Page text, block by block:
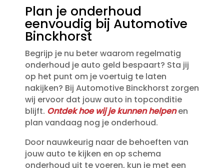
Plan je onderhoud
eenvoudig bij Automotive
Binckhorst
Begrijp je nu beter waarom regelmatig
onderhoud je auto geld bespaart? Sta jij
op het punt om je voertuig te laten
nakijken? Bij Automotive Binckhorst zorgen
wij ervoor dat jouw auto in topconditie
blijft.​ Ontdek hoe wij je kunnen helpenen
plan vandaag nog je onderhoud.​
Door nauwkeurig naar de behoeften van
jouw auto te kijken en op schema
onderhoud uit te voeren, kun je met een